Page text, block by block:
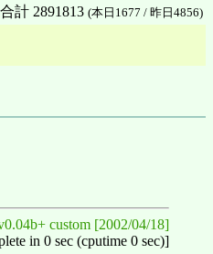
合計 2891813 (本日1677 / 昨日4856)
custom [2002/04/18]
in 0 sec (cputime 0 sec)]